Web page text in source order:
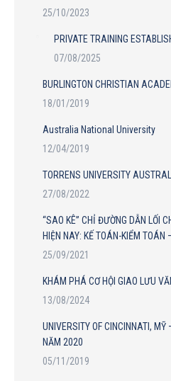
25/10/2023
PRIVATE TRAINING
07/08/2025
BURLINGTON CHRISTIAN
18/01/2019
Australia National University
12/04/2019
TORRENS UNIVERSITY
27/08/2022
“SAO KÊ” CHỈ ĐƯỜNG DẪN LỐI
HIỆN NAY: KẾ TOÁN-KIỂM TOÁN
25/09/2021
KHÁM PHÁ CƠ HỘI GIAO LƯU
13/08/2024
UNIVERSITY OF CINCINNATI,
NĂM 2020
05/11/2019